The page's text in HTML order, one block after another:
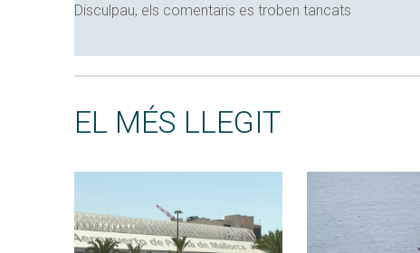
Disculpau, els comentaris es troben tancats
EL MÉS LLEGIT